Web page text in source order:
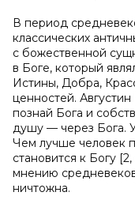
В период
классических
с божественной
в Боге, который
Истины, Добра,
ценностей.
познай Бога и
душу — через Бога.
Чем лучше человек
становится к Богу
мнению
ничтожна.